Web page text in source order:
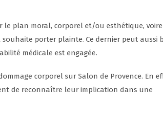
le plan moral, corporel et/ou esthétique, voire
porter plainte. Ce dernier peut aussi
médicale est engagée.
corporel sur Salon de Provence. En
de reconnaître leur implication dans une